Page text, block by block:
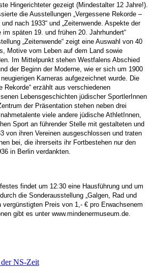
Hingerichteter gezeigt (Mindestalter 12 Jahre!).
die Ausstellungen „Vergessene Rekorde –
nach 1933“ und „Zeitenwende. Aspekte der
späten 19. und frühen 20. Jahrhundert“
„Zeitenwende“ zeigt eine Auswahl von 40
Motive vom Leben auf dem Land sowie
Im Mittelpunkt stehen Westfalens Abschied
der Beginn der Moderne, wie er sich um 1900
Kameras aufgezeichnet wurde. Die
Rekorde“ erzählt aus verschiedenen
Lebensgeschichten jüdischer SportlerInnen
der Präsentation stehen neben drei
viele andere jüdische AthletInnen,
Sport an führender Stelle mit gestalteten und
von ihren Vereinen ausgeschlossen und traten
bei, die ihrerseits ihr Fortbestehen nur den
in Berlin verdankten.
findet um 12:30 eine Hausführung und um
die Sonderausstellung „Galgen, Rad und
vergünstigten Preis von 1,- € pro Erwachsenem
gibt es unter www.mindenermuseum.de.
NS-Zeit